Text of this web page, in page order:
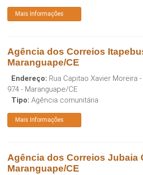
Mais Informações
Agência dos Correios
Maranguape/CE
Endereço: Rua Capitao Xavier Moreira
974 - Maranguape/CE
Tipo: Agência comunitária
Mais Informações
Agência dos Correios Jubaia
Maranguape/CE